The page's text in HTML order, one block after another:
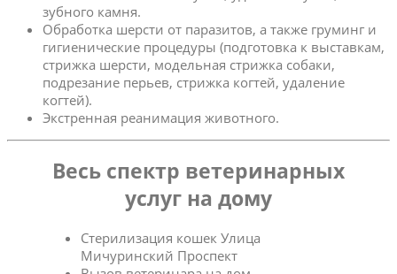
зубного камня.
Обработка шерсти от паразитов, а также груминг и
гигиенические процедуры (подготовка к выставкам,
стрижка шерсти, модельная стрижка собаки,
подрезание перьев, стрижка когтей, удаление
когтей).
Экстренная реанимация животного.
Весь спектр ветеринарных
услуг на дому
Стерилизация кошек Улица
Мичуринский Проспект